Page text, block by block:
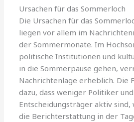
Ursachen für das Sommerloch
Die Ursachen für das
liegen vor allem im
der Sommermonate. Im
politische Institutionen und
in die Sommerpause gehen,
Nachrichtenlage erheblich. Die
dazu, dass weniger Politiker und
Entscheidungsträger aktiv sind,
die Berichterstattung in der